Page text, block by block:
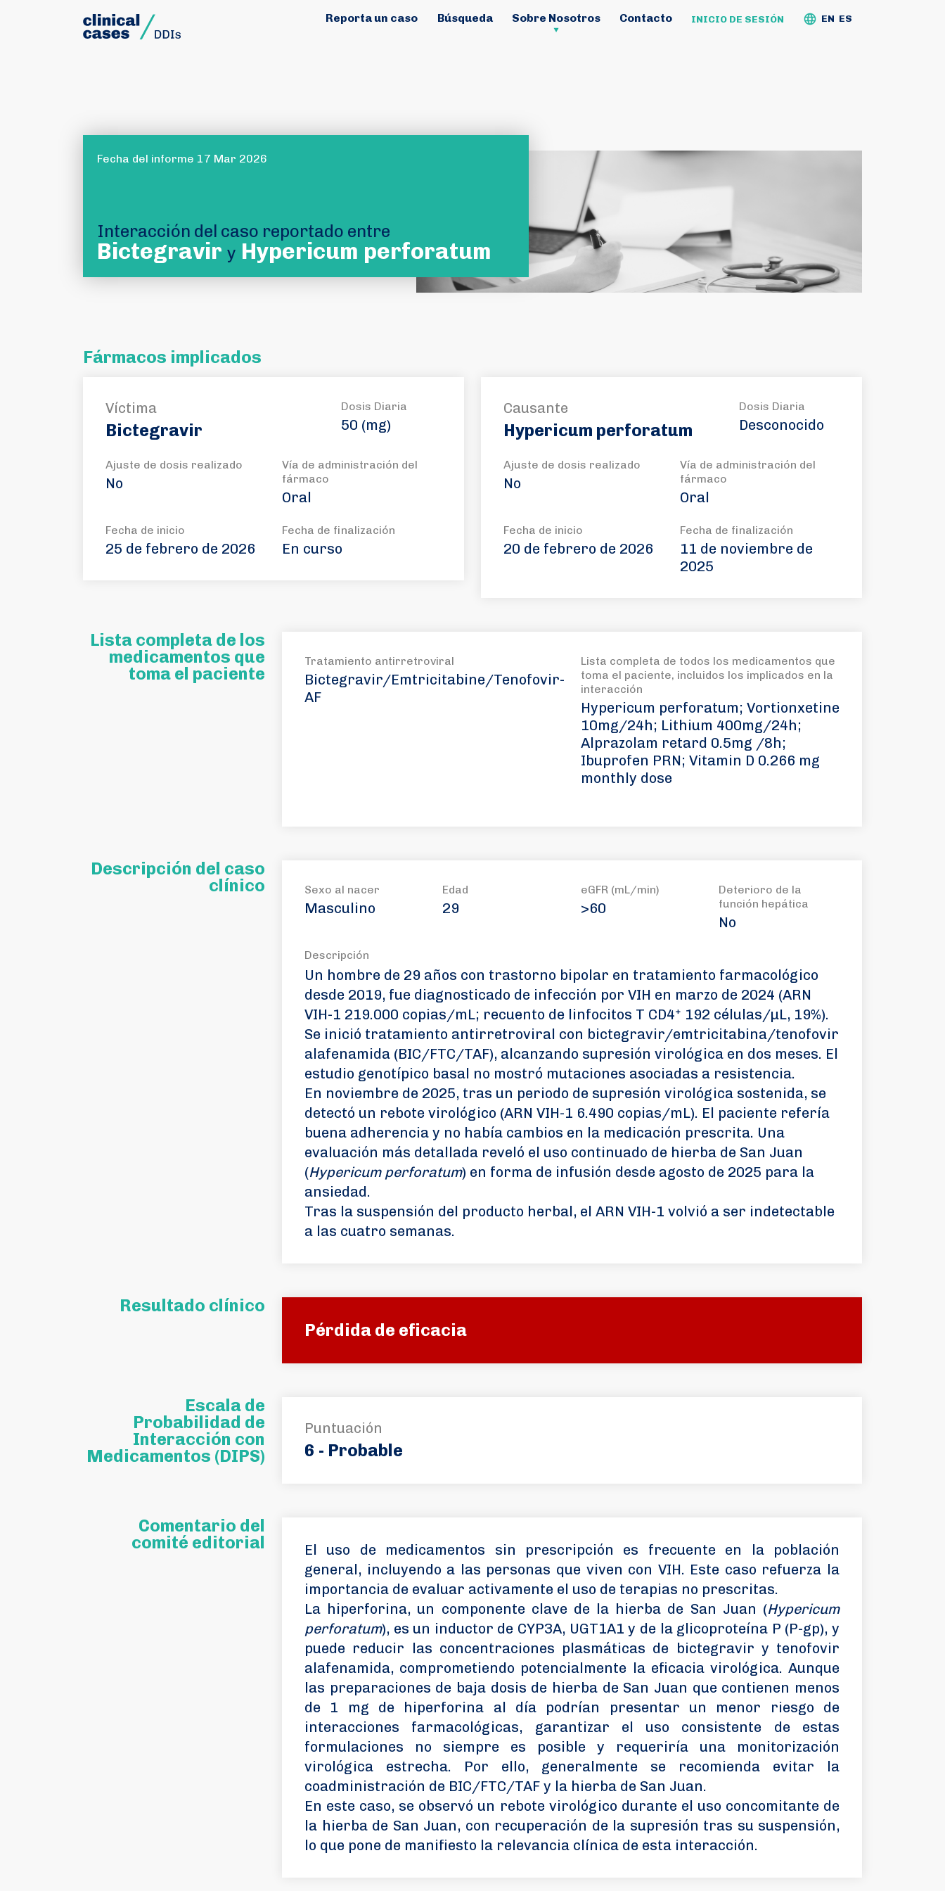
Reporta un caso Búsqueda Sobre Nosotros Contacto INICIO DE SESIÓN EN ES
Fecha del informe 17 Mar 2026
Interacción del caso reportado entre
Bictegravir y Hypericum perforatum
Fármacos implicados
Víctima
Bictegravir
Dosis Diaria
50 (mg)
Ajuste de dosis realizado
No
Vía de administración del
fármaco
Oral
Fecha de inicio
25 de febrero de 2026
Fecha de finalización
En curso
Causante
Hypericum perforatum
Dosis Diaria
Desconocido
Ajuste de dosis realizado
No
Vía de administración del
fármaco
Oral
Fecha de inicio
20 de febrero de 2026
Fecha de finalización
11 de noviembre de
2025
Lista completa de los
medicamentos que
toma el paciente
Tratamiento antirretroviral
Bictegravir/Emtricitabine/Tenofovir-
AF
Lista completa de todos los medicamentos que
toma el paciente, incluidos los implicados en la
interacción
Hypericum perforatum; Vortionxetine
10mg/24h; Lithium 400mg/24h;
Alprazolam retard 0.5mg /8h;
Ibuprofen PRN; Vitamin D 0.266 mg
monthly dose
Descripción del caso
clínico
Sexo al nacer
Masculino
Edad
29
eGFR (mL/min)
>60
Deterioro de la
función hepática
No
Descripción
Un hombre de 29 años con trastorno bipolar en tratamiento farmacológico
desde 2019, fue diagnosticado de infección por VIH en marzo de 2024 (ARN
VIH-1 219.000 copias/mL; recuento de linfocitos T CD4⁺ 192 células/µL, 19%).
Se inició tratamiento antirretroviral con bictegravir/emtricitabina/tenofovir
alafenamida (BIC/FTC/TAF), alcanzando supresión virológica en dos meses. El
estudio genotípico basal no mostró mutaciones asociadas a resistencia.
En noviembre de 2025, tras un periodo de supresión virológica sostenida, se
detectó un rebote virológico (ARN VIH-1 6.490 copias/mL). El paciente refería
buena adherencia y no había cambios en la medicación prescrita. Una
evaluación más detallada reveló el uso continuado de hierba de San Juan
(Hypericum perforatum) en forma de infusión desde agosto de 2025 para la
ansiedad.
Tras la suspensión del producto herbal, el ARN VIH-1 volvió a ser indetectable
a las cuatro semanas.
Resultado clínico
Pérdida de eficacia
Escala de
Probabilidad de
Interacción con
Medicamentos (DIPS)
Puntuación
6 - Probable
Comentario del
comité editorial
El uso de medicamentos sin prescripción es frecuente en la población
general, incluyendo a las personas que viven con VIH. Este caso refuerza la
importancia de evaluar activamente el uso de terapias no prescritas.
La hiperforina, un componente clave de la hierba de San Juan (Hypericum
perforatum), es un inductor de CYP3A, UGT1A1 y de la glicoproteína P (P-gp), y
puede reducir las concentraciones plasmáticas de bictegravir y tenofovir
alafenamida, comprometiendo potencialmente la eficacia virológica. Aunque
las preparaciones de baja dosis de hierba de San Juan que contienen menos
de 1 mg de hiperforina al día podrían presentar un menor riesgo de
interacciones farmacológicas, garantizar el uso consistente de estas
formulaciones no siempre es posible y requeriría una monitorización
virológica estrecha. Por ello, generalmente se recomienda evitar la
coadministración de BIC/FTC/TAF y la hierba de San Juan.
En este caso, se observó un rebote virológico durante el uso concomitante de
la hierba de San Juan, con recuperación de la supresión tras su suspensión,
lo que pone de manifiesto la relevancia clínica de esta interacción.